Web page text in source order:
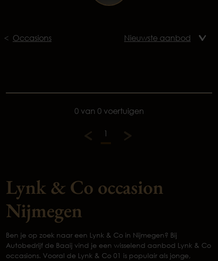
Occasions
0 van 0 voertuigen
1
Lynk & Co occasion
Nijmegen
Ben je op zoek naar een Lynk & Co in Nijmegen? Bij
Autobedrijf de Baaij vind je een wisselend aanbod Lynk & Co
occasions. Vooral de Lynk & Co 01 is populair als jonge,